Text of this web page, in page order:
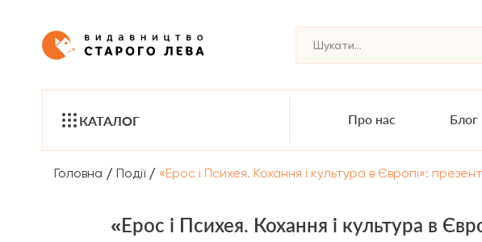
КАТАЛОГ Про нас Блог
Головна / Події / «Ерос і Психея. Кохання і культура в Європі»:
«Ерос і Психея. Кохання і культура в